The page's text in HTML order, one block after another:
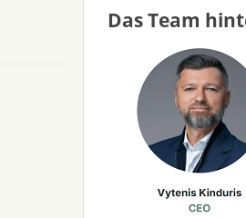
Das Team